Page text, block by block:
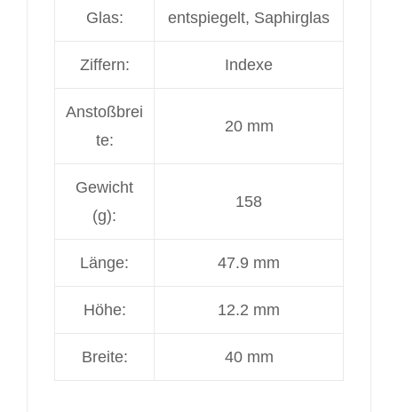
Glas: entspiegelt, Saphirglas
Ziffern: Indexe
Anstoßbrei
te:
20 mm
Gewicht
(g):
158
Länge: 47.9 mm
Höhe: 12.2 mm
Breite: 40 mm